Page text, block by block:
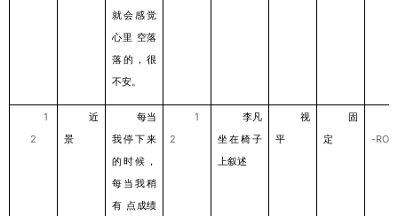
就会感觉
⼼⾥ 空落
落的，很
不安。
1
2
近
景
每当
我停下来
的时候，
每当我稍
有 点成绩
1
2
李凡
坐在椅⼦
上叙述
视
平
固
定
-